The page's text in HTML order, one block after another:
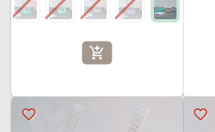
add_shopping_cart
favorite_border
favorite_border